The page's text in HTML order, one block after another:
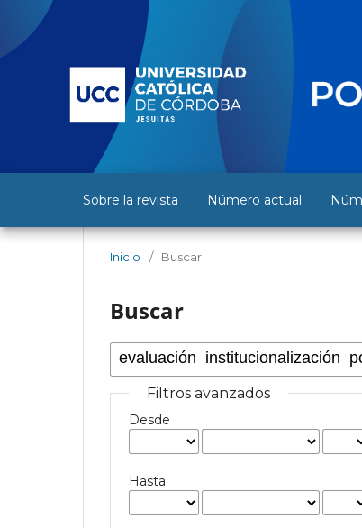
Sobre la revista Número actual
Inicio / Buscar
Buscar
Filtros avanzados
Desde
Hasta